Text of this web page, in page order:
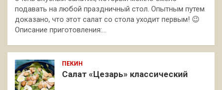
подавать на любой праздничный стол. Опытным путем
доказано, что этот салат со стола уходит первым! 😉
Описание приготовления:…
ПЕКИН
Салат «Цезарь» классический